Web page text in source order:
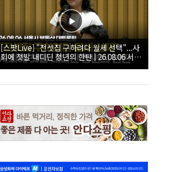
[스팟Live] "전셋집 구하려다 월세 선택"...사
회에 첫발 내디딘 청년의 한탄 | 26.08.06 서울
시 부동산 대토론회